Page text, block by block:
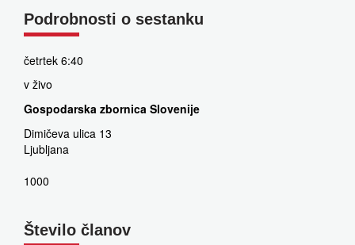
Podrobnosti o sestanku
četrtek 6:40
v živo
Gospodarska zbornica Slovenije
Dimičeva ulica 13
Ljubljana
1000
Število članov